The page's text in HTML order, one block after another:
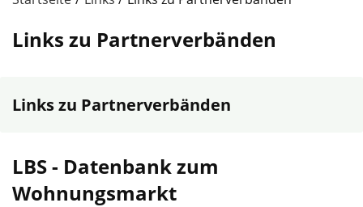
Links zu Partnerverbänden
Links zu Partnerverbänden
LBS - Datenbank zum
Wohnungsmarkt